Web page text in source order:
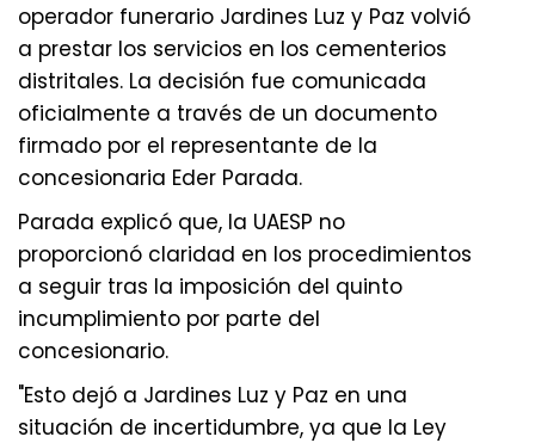
operador funerario Jardines Luz y Paz volvió
a prestar los servicios en los cementerios
distritales. La decisión fue comunicada
oficialmente a través de un documento
firmado por el representante de la
concesionaria Eder Parada.
Parada explicó que, la UAESP no
proporcionó claridad en los procedimientos
a seguir tras la imposición del quinto
incumplimiento por parte del
concesionario.
"Esto dejó a Jardines Luz y Paz en una
situación de incertidumbre, ya que la Ley